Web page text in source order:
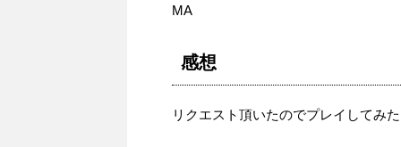
MA
感想
リクエスト頂いたのでプレイしてみ